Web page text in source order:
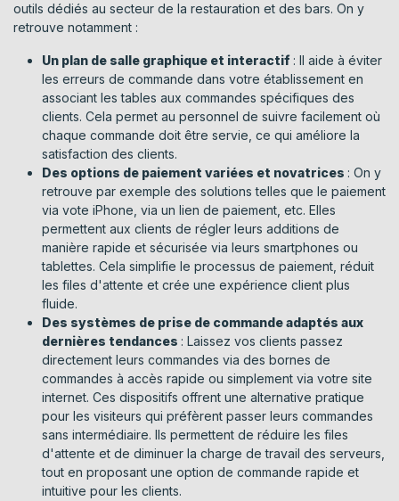
outils dédiés au secteur de la restauration et des bars. On y
retrouve notamment :
Un plan de salle graphique et interactif : Il aide à éviter
les erreurs de commande dans votre établissement en
associant les tables aux commandes spécifiques des
clients. Cela permet au personnel de suivre facilement où
chaque commande doit être servie, ce qui améliore la
satisfaction des clients.
Des options de paiement variées et novatrices : On y
retrouve par exemple des solutions telles que le paiement
via vote iPhone, via un lien de paiement, etc. Elles
permettent aux clients de régler leurs additions de
manière rapide et sécurisée via leurs smartphones ou
tablettes. Cela simplifie le processus de paiement, réduit
les files d'attente et crée une expérience client plus
fluide.
Des systèmes de prise de commande adaptés aux
dernières tendances : Laissez vos clients passez
directement leurs commandes via des bornes de
commandes à accès rapide ou simplement via votre site
internet. Ces dispositifs offrent une alternative pratique
pour les visiteurs qui préfèrent passer leurs commandes
sans intermédiaire. Ils permettent de réduire les files
d'attente et de diminuer la charge de travail des serveurs,
tout en proposant une option de commande rapide et
intuitive pour les clients.